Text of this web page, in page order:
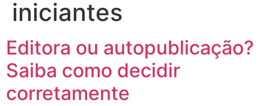
iniciantes
Editora ou autopublicação?
Saiba como decidir
corretamente